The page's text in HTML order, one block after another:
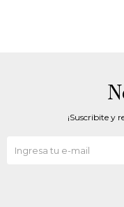
¡Suscribite y